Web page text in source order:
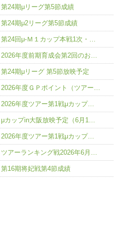
第24期μリーグ第5節成績
第24期μ2リーグ第5節成績
第24回μ-Ｍ１カップ本戦1次・…
2026年度前期育成会第2回のお…
第24期μリーグ 第5節放映予定
2026年度ＧＰポイント（ツアー…
2026年度ツアー第1戦μカップ…
μカップin大阪放映予定（6月1…
2026年度ツアー第1戦μカップ…
ツアーランキング戦2026年6月…
第16期将妃戦第4節成績